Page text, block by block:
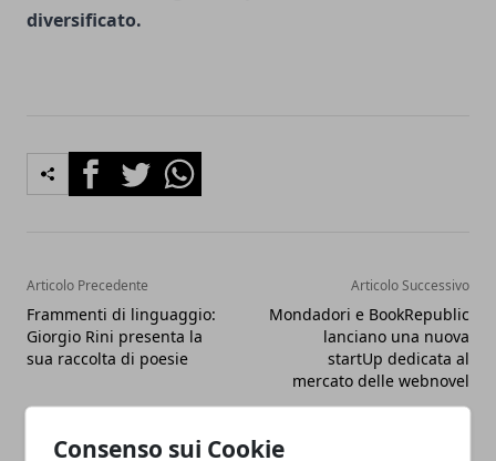
Consenso sui Cookie
diversificato.
FacebookTwitterWhatsapp
Articolo Precedente
Frammenti di linguaggio:
Giorgio Rini presenta la
sua raccolta di poesie
Articolo Successivo
Mondadori e BookRepublic
lanciano una nuova
startUp dedicata al
mercato delle webnovel